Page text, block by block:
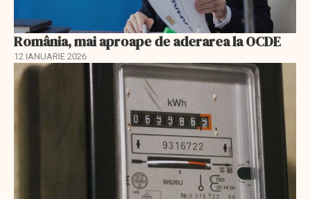
România, mai aproape de aderarea la OCDE
12 IANUARIE 2026
EXCLUSIV